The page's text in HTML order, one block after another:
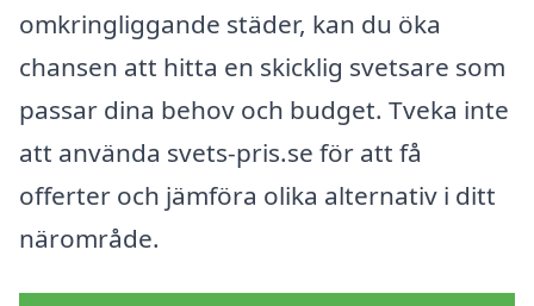
omkringliggande städer, kan du öka
chansen att hitta en skicklig svetsare som
passar dina behov och budget. Tveka inte
att använda svets-pris.se för att få
offerter och jämföra olika alternativ i ditt
närområde.